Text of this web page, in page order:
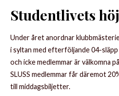
Studentlivets
Under året anordnar
i syltan med efterföljande 04-släpp
och icke medlemmar är välkomna
SLUSS medlemmar får däremot
till middagsbiljetter.